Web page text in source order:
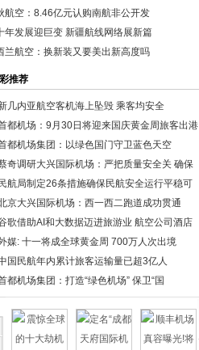
航空：8.46亿元认购南航非公开发
年发展迎巨变 新疆航线网络展新篇
兰航空：换新装又要美出新高度吗
推荐
几内亚航空客机海上坠毁 乘客均安全
都机场：9月30日将迎来国庆黄金周旅客出港
都机场集团：以绿色国门守卫蓝色天空
奇调研大兴国际机场：严把质量安全关 确保
民航局制定26条措施确保民航安全运行平稳可
京大兴国际机场：西一西二跑道成功贯通
歌借助AI和大数据迈进旅游业 航空公司酒店
媒: 十一将成全球黄金周 700万人次出境
国民航年内累计旅客运输量已超3亿人
都机场集团：打造“绿色机场” 保卫“国